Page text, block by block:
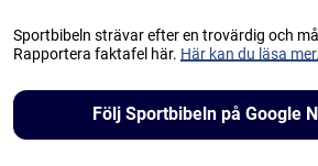
Sportbibeln strävar efter en trovärdig och
Rapportera faktafel här. Här kan du läsa
Följ Sportbibeln på Google